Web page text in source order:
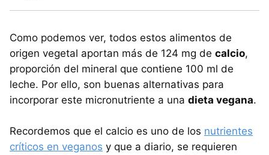
Como podemos ver, todos estos alimentos de
origen vegetal aportan más de 124 mg de calcio,
proporción del mineral que contiene 100 ml de
leche. Por ello, son buenas alternativas para
incorporar este micronutriente a una dieta vegana.
Recordemos que el calcio es uno de los nutrientes
críticos en veganos y que a diario, se requieren